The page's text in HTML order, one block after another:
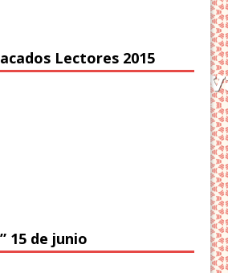
Lectores 2015
15 de junio